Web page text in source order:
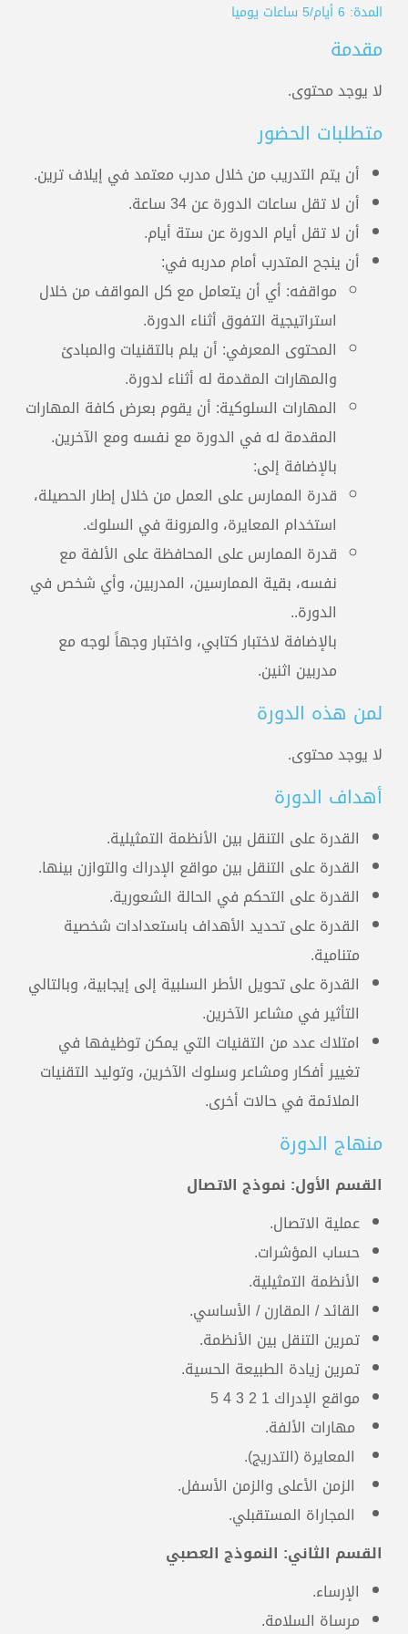
المعتمدون
المدة: 6 أيام/5 ساعات يوميا
مقدمة
لا يوجد محتوى.
متطلبات الحضور
أن يتم التدريب من خلال مدرب معتمد في إيلاف ترين.
أن لا تقل ساعات الدورة عن 34 ساعة.
أن لا تقل أيام الدورة عن ستة أيام.
أن ينجح المتدرب أمام مدربه في:
مواقفه: أي أن يتعامل مع كل المواقف من خلال
استراتيجية التفوق أثناء الدورة.
المحتوى المعرفي: أن يلم بالتقنيات والمبادئ
والمهارات المقدمة له أثناء لدورة.
المهارات السلوكية: أن يقوم بعرض كافة المهارات
المقدمة له في الدورة مع نفسه ومع الآخرين.
بالإضافة إلى:
قدرة الممارس على العمل من خلال إطار الحصيلة،
استخدام المعايرة، والمرونة في السلوك.
قدرة الممارس على المحافظة على الألفة مع
نفسه، بقية الممارسين، المدربين، وأي شخص في
الدورة..
بالإضافة لاختبار كتابي، واختبار وجهاً لوجه مع
مدربين اثنين.
لمن هذه الدورة
لا يوجد محتوى.
أهداف الدورة
القدرة على التنقل بين الأنظمة التمثيلية.
القدرة على التنقل بين مواقع الإدراك والتوازن بينها.
القدرة على التحكم في الحالة الشعورية.
القدرة على تحديد الأهداف باستعدادات شخصية
متنامية.
القدرة على تحويل الأطر السلبية إلى إيجابية، وبالتالي
التأثير في مشاعر الآخرين.
امتلاك عدد من التقنيات التي يمكن توظيفها في
تغيير أفكار ومشاعر وسلوك الآخرين، وتوليد التقنيات
الملائمة في حالات أخرى.
منهاج الدورة
القسم الأول: نموذج الاتصال
عملية الاتصال.
حساب المؤشرات.
الأنظمة التمثيلية.
القائد / المقارن / الأساسي.
تمرين التنقل بين الأنظمة.
تمرين زيادة الطبيعة الحسية.
مواقع الإدراك 1 2 3 4 5
مهارات الألفة.
المعايرة (التدريج).
الزمن الأعلى والزمن الأسفل.
المجاراة المستقبلي.
القسم الثاني: النموذج العصبي
الإرساء.
مرساة السلامة.
المدربون
د. محمد بدره
الإمارات العربية المتحدة
محمد بدر كوجان